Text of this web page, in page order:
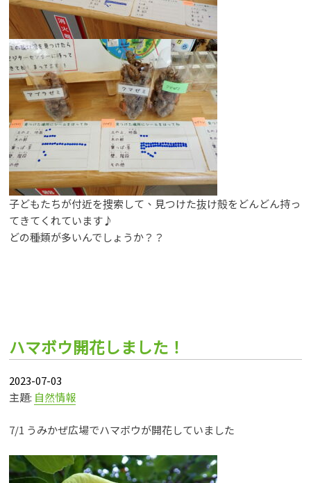
子どもたちが付近を捜索して、見つけた抜け殻をどんどん持っ
てきてくれています♪
どの種類が多いんでしょうか？？
ハマボウ開花しました！
2023-07-03
主題: 自然情報
7/1 うみかぜ広場でハマボウが開花していました